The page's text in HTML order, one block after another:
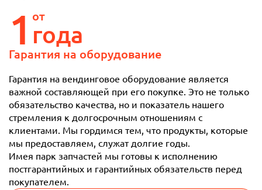
Гарантия на вендинговое оборудование является
важной составляющей при его покупке. Это не только
обязательство качества, но и показатель нашего
стремления к долгосрочным отношениям с
клиентами. Мы гордимся тем, что продукты, которые
мы предоставляем, служат долгие годы.
Имея парк запчастей мы готовы к исполнению
постгарантийных и гарантийных обязательств перед
покупателем.
от
1 года
Гарантия на оборудование